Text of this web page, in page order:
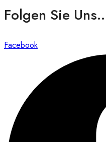
Folgen Sie Uns..
Facebook